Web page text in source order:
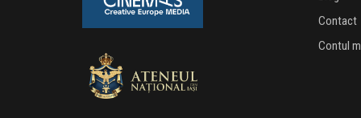
Contact
Contul